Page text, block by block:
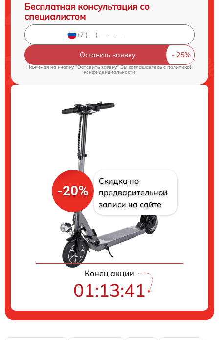
Бесплатная консультация со
специалистом
Оставить заявку
Нажимая на кнопку "Оставить заявку" Вы соглашаетесь cполитикой
конфиденциальности
-20%
Скидка по
предварительной
записи на сайте
Цены на ремонт
Конец акции
01:13:40